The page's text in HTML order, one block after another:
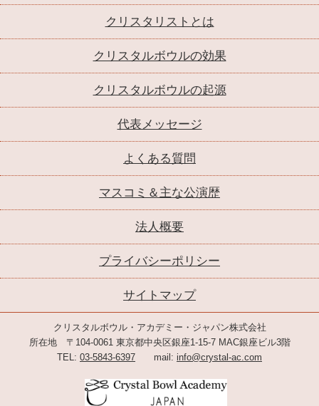
クリスタリストとは
クリスタルボウルの効果
クリスタルボウルの起源
代表メッセージ
よくある質問
マスコミ＆主な公演歴
法人概要
プライバシーポリシー
サイトマップ
クリスタルボウル・アカデミー・ジャパン株式会社
所在地 〒104-0061 東京都中央区銀座1-15-7 MAC銀座ビル3階
TEL: 03-5843-6397 mail: info@crystal-ac.com